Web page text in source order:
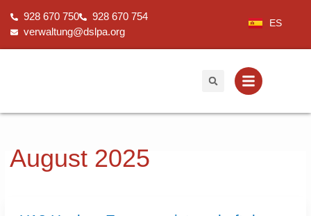
Inhalt
springen
928 670 750
928 670 754
verwaltung@dslpa.org
ES
August 2025